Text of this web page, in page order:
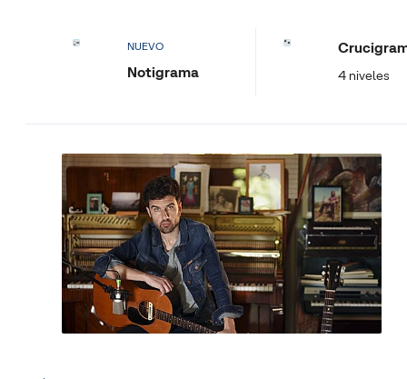
NUEVO
Notigrama 4 niveles